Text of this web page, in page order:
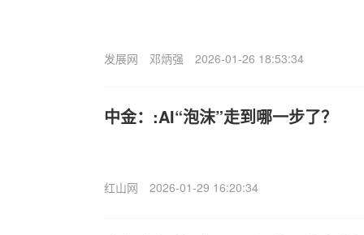
发展网 邓炳强 2026-01-26 18:53:34
中金：:AI“泡沫”走到哪一步了？
红山网 2026-01-29 16:20:34